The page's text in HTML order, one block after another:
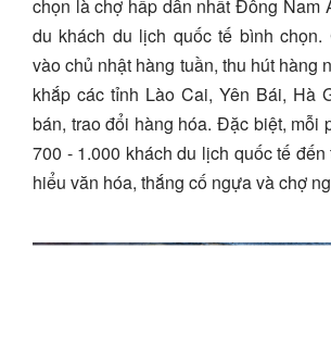
chọn là chợ hấp dẫn nhất Đông Nam
du khách du lịch quốc tế bình chọn.
vào chủ nhật hàng tuần, thu hút hàng
khắp các tỉnh Lào Cai, Yên Bái, Hà
bán, trao đổi hàng hóa. Đặc biệt, mỗi
700 - 1.000 khách du lịch quốc tế đến
hiểu văn hóa, thắng cố ngựa và chợ